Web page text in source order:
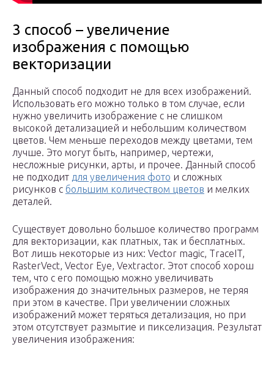
3 способ – увеличение
изображения с помощью
векторизации
Данный способ подходит не для всех изображений.
Использовать его можно только в том случае, если
нужно увеличить изображение с не слишком
высокой детализацией и небольшим количеством
цветов. Чем меньше переходов между цветами, тем
лучше. Это могут быть, например, чертежи,
несложные рисунки, арты, и прочее. Данный способ
не подходит для увеличения фото и сложных
рисунков с большим количеством цветов и мелких
деталей.
Существует довольно большое количество программ
для векторизации, как платных, так и бесплатных.
Вот лишь некоторые из них: Vector magic, TraceIT,
RasterVect, Vector Eye, Vextractor. Этот способ хорош
тем, что с его помощью можно увеличивать
изображения до значительных размеров, не теряя
при этом в качестве. При увеличении сложных
изображений может теряться детализация, но при
этом отсутствует размытие и пикселизация. Результат
увеличения изображения: